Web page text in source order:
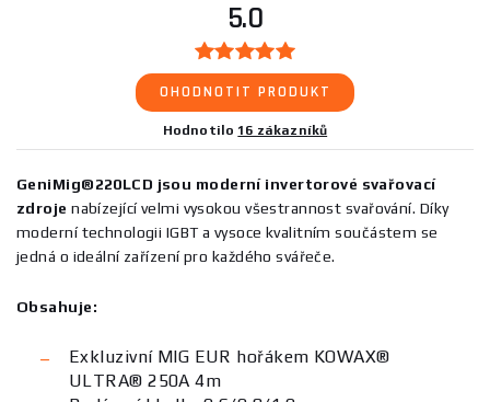
5.0
OHODNOTIT PRODUKT
Hodnotilo 16 zákazníků
GeniMig®220LCD jsou moderní invertorové svařovací
zdroje nabízející velmi vysokou všestrannost svařování. Díky
moderní technologii IGBT a vysoce kvalitním součástem se
jedná o ideální zařízení pro každého svářeče.
Obsahuje:
Exkluzivní MIG EUR hořákem KOWAX®
ULTRA® 250A 4m